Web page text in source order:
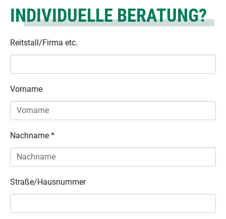
INDIVIDUELLE BERATUNG?
Reitstall/Firma etc.
Vorname
Nachname *
Straße/Hausnummer